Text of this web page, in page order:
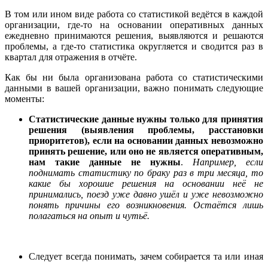
В том или ином виде работа со статистикой ведётся в каждой
организации, где-то на основании оперативных данных
ежедневно принимаются решения, выявляются и решаются
проблемы, а где-то статистика округляется и сводится раз в
квартал для отражения в отчёте.
Как бы ни была организована работа со статистическими
данными в вашей организации, важно понимать следующие
моменты:
Статистические данные нужны только для принятия
решения (выявления проблемы, расстановки
приоритетов), если на основании данных невозможно
принять решение, или оно не является оперативным,
нам такие данные не нужны. Например, если
поднимать статистику по браку раз в три месяца, то
какие бы хорошие решения на основании неё не
принимались, поезд уже давно ушёл и уже невозможно
понять причины его возникновения. Остаётся лишь
полагаться на опыт и чутьё.
Следует всегда понимать, зачем собирается та или иная